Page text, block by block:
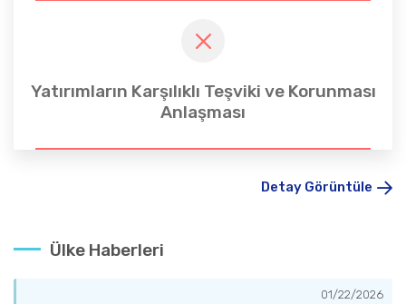
Yatırımların Karşılıklı Teşviki ve Korunması
Anlaşması
Detay Görüntüle
Ülke Haberleri
01/22/2026